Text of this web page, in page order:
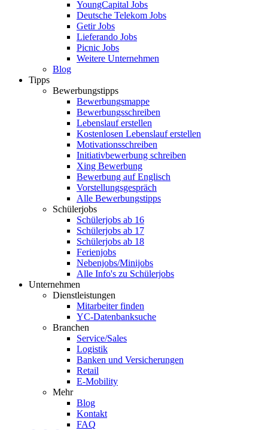
YoungCapital Jobs
Deutsche Telekom Jobs
Getir Jobs
Lieferando Jobs
Picnic Jobs
Weitere Unternehmen
Blog
Tipps
Bewerbungstipps
Bewerbungsmappe
Bewerbungsschreiben
Lebenslauf erstellen
Kostenlosen Lebenslauf erstellen
Motivationsschreiben
Initiativbewerbung schreiben
Xing Bewerbung
Bewerbung auf Englisch
Vorstellungsgespräch
Alle Bewerbungstipps
Schülerjobs
Schülerjobs ab 16
Schülerjobs ab 17
Schülerjobs ab 18
Ferienjobs
Nebenjobs/Minijobs
Alle Info's zu Schülerjobs
Unternehmen
Dienstleistungen
Mitarbeiter finden
YC-Datenbanksuche
Branchen
Service/Sales
Logistik
Banken und Versicherungen
Retail
E-Mobility
Mehr
Blog
Kontakt
FAQ